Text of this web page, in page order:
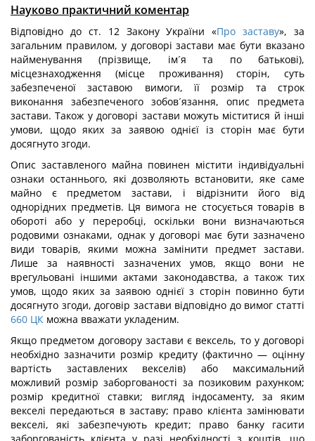
Науково практичний коментар
Відповідно до ст. 12 Закону України «Про заставу», за
загальним правилом, у договорі застави має бути вказано
найменування (прізвище, ім´я та по батькові),
місцезнаходження (місце проживання) сторін, суть
забезпеченої заставою вимоги, її розмір та строк
виконання забезпеченого зобов´язання, опис предмета
застави. Також у договорі застави можуть міститися й інші
умови, щодо яких за заявою однієї із сторін має бути
досягнуто згоди.
Опис заставленого майна повинен містити індивідуальні
ознаки останнього, які дозволяють встановити, яке саме
майно є предметом застави, і відрізнити його від
однорідних предметів. Ця вимога не стосується товарів в
обороті або у переробці, оскільки вони визначаються
родовими ознаками, однак у договорі має бути зазначено
види товарів, якими можна замінити предмет застави.
Лише за наявності зазначених умов, якщо вони не
врегульовані іншими актами законодавства, а також тих
умов, щодо яких за заявою однієї з сторін повинно бути
досягнуто згоди, договір застави відповідно до вимог статті
660 ЦК можна вважати укладеним.
Якщо предметом договору застави є вексель, то у договорі
необхідно зазначити розмір кредиту (фактично — оцінну
вартість заставлених векселів) або максимальний
можливий розмір заборгованості за позиковим рахунком;
розмір кредитної ставки; вигляд індосаменту, за яким
векселі передаються в заставу; право клієнта замінювати
векселі, які забезпечують кредит; право банку гасити